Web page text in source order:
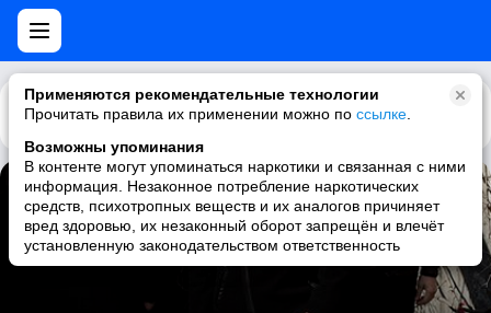
Применяются рекомендательные технологии
Прочитать правила их применении можно по ссылке
Возможны упоминания
В контенте могут упоминаться наркотики и связанная с ними
информация. Незаконное потребление наркотических
средств, психотропных веществ и их аналогов причиняет
вред здоровью, их незаконный оборот запрещён и влечёт
установленную законодательством ответственность
Каталог Рекомендации
Watch You Crawl
Red